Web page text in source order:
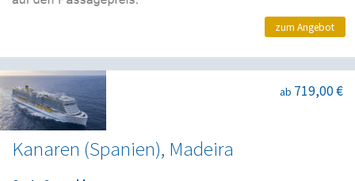
zum Angebot
Kanaren (Spanien), Madeira
ab 719,00 €